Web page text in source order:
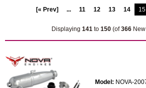
[« Prev] ... 11 12 13 14 15
Displaying 141to 150(of366New
Model: NOVA-